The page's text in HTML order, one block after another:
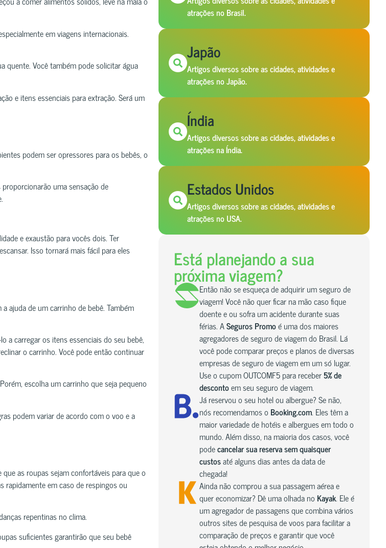
em viagens internacionais.
quente. Você também pode solicitar água
e itens essenciais para extração. Será um
podem ser opressores para os bebês, o
uma sensação de
e exaustão para vocês dois. Ter
Isso tornará mais fácil para eles
ajuda de um carrinho de bebê. Também
a carregar os itens essenciais do seu bebê,
o carrinho. Você pode então continuar
escolha um carrinho que seja pequeno
podem variar de acordo com o voo e a
as roupas sejam confortáveis para que o
rapidamente em caso de respingos ou
repentinas no clima.
suficientes garantirão que seu bebê
atrações no Brasil.
Japão
Artigos diversos sobre as cidades, atividades e
atrações no Japão.
Índia
Artigos diversos sobre as cidades, atividades e
atrações na Índia.
Estados Unidos
Artigos diversos sobre as cidades, atividades e
atrações no USA.
Está planejando a sua
próxima viagem?
Então não se esqueça de adquirir um seguro de
viagem! Você não quer ficar na mão caso fique
doente e ou sofra um acidente durante suas
férias. ASeguros Promoé uma dos maiores
agregadores de seguro de viagem do Brasil. Lá
você pode comparar preços e planos de diversas
empresas de seguro de viagem em um só lugar.
Use o cupom OUTCOMF5 para receber5% de
descontoem seu seguro de viagem.
Já reservou o seu hotel ou albergue? Se não,
nós recomendamos o Booking.com. Eles têm a
maior variedade de hotéis e albergues em todo o
mundo. Além disso, na maioria dos casos, você
podecancelar sua reserva sem quaisquer
custosaté alguns dias antes da data de
chegada!
Ainda não comprou a sua passagem aérea e
quer economizar? Dê uma olhada no Kayak. Ele é
um agregador de passagens que combina vários
outros sites de pesquisa de voos para facilitar a
comparação de preços e garantir que você